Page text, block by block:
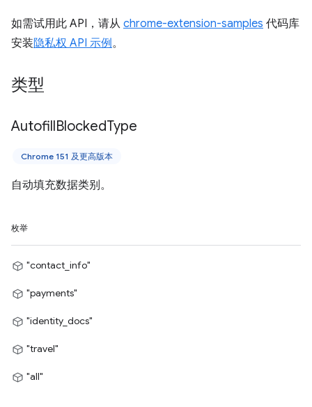
如需试用此 API，请从 chrome-extension-samples 代码库
安装隐私权 API 示例。
类型
AutofillBlockedType
Chrome 151 及更高版本
自动填充数据类别。
枚举
"contact_info"
"payments"
"identity_docs"
"travel"
"all"